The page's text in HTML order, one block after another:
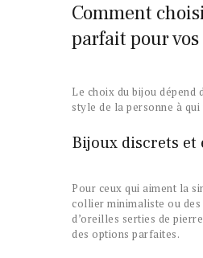
Comment
parfait pour
Le choix du bijou dépend
style de la personne à
Bijoux discrets et
Pour ceux qui aiment la
collier minimaliste ou des
d’oreilles serties de
des options parfaites.